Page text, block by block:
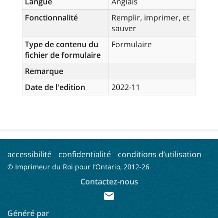
Fonctionnalité
Remplir, imprimer, et
sauver
Type de contenu du
fichier de formulaire
Formulaire
Remarque
Date de l'edition
2022-11
accessibilité confidentialité conditions d’utilisation
© Imprimeur du Roi pour l’Ontario, 2012-26
Contactez-nous
mail
Généré par